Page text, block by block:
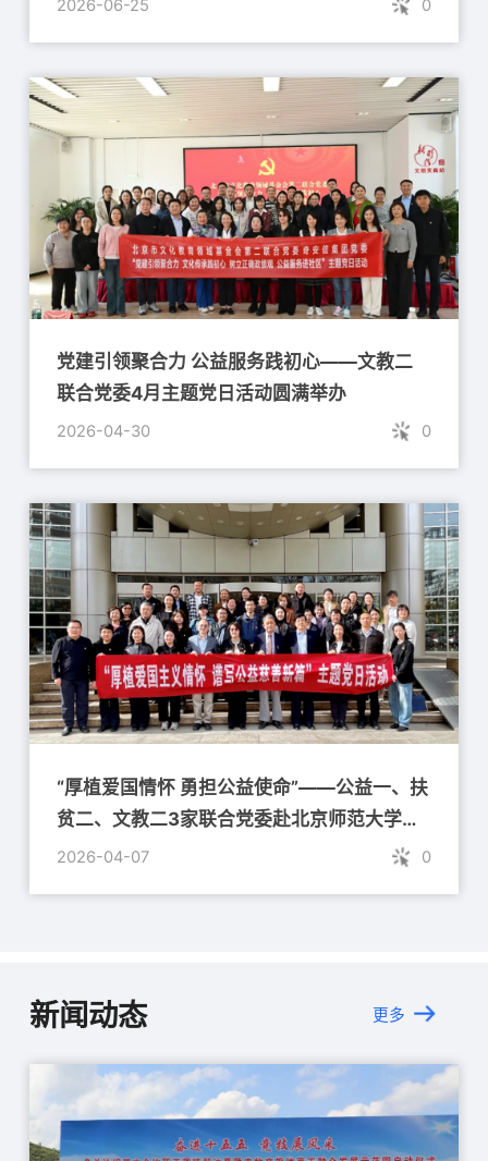
2026-06-25 0
党建引领聚合力 公益服务践初心——文教二
联合党委4月主题党日活动圆满举办
2026-04-30 0
“厚植爱国情怀 勇担公益使命”——公益一、扶
贫二、文教二3家联合党委赴北京师范大学开
展主题党日活动
2026-04-07 0
新闻动态 更多